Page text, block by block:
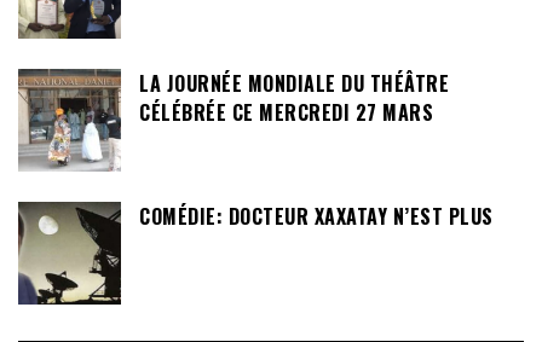
LA JOURNÉE MONDIALE DU THÉÂTRE
CÉLÉBRÉE CE MERCREDI 27 MARS
COMÉDIE: DOCTEUR XAXATAY N’EST PLUS